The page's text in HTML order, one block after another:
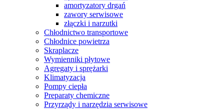
amortyzatory drgań
zawory serwisowe
złączki i narzutki
Chłodnictwo transportowe
Chłodnice powietrza
Skraplacze
Wymienniki płytowe
Agregaty i sprężarki
Klimatyzacja
Pompy ciepła
Preparaty chemiczne
Przyrządy i narzędzia serwisowe